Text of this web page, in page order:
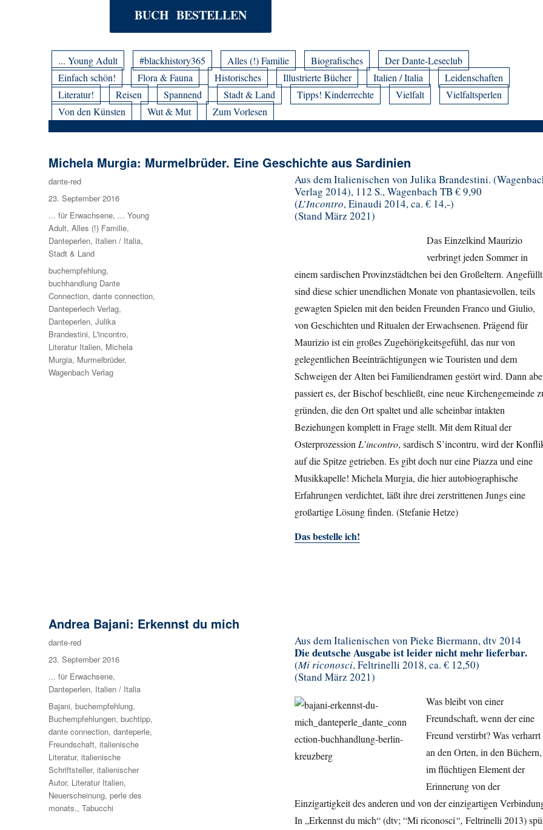
BUCH BESTELLEN
... Young Adult #blackhistory365 Alles (!) Familie Biografisches
Der Dante-Leseclub
Einfach schön!
Flora & Fauna Historisches Illustrierte Bücher Italien / Italia
Leidenschaften
Literatur!
Reisen Spannend Stadt & Land Tipps! Kinderrechte Vielfalt
Vielfaltsperlen
Von den Künsten
Wut & Mut Zum Vorlesen
Michela Murgia: Murmelbrüder. Eine Geschichte aus Sardinien
Aus dem Italienischen von Julika Brandestini.
Verlag 2014), 112 S., Wagenbach TB € 9,90
(L’Incontro, Einaudi 2014, ca. € 14,-)
(Stand März 2021)
Das Einzelkind Maurizio
verbringt jeden Sommer in
einem sardischen Provinzstädtchen bei den Großeltern. Angefüllt
sind diese schier unendlichen Monate von phantasievollen, teils
gewagten Spielen mit den beiden Freunden Franco und Giulio,
von Geschichten und Ritualen der Erwachsenen. Prägend für
Maurizio ist ein großes Zugehörigkeitsgefühl, das nur von
gelegentlichen Beeinträchtigungen wie Touristen und dem
Schweigen der Alten bei Familiendramen gestört wird. Dann
passiert es, der Bischof beschließt, eine neue Kirchengemeinde
gründen, die den Ort spaltet und alle scheinbar intakten
Beziehungen komplett in Frage stellt. Mit dem Ritual der
Osterprozession L’incontro, sardisch S’incontru, wird der
auf die Spitze getrieben. Es gibt doch nur eine Piazza und eine
Musikkapelle! Michela Murgia, die hier autobiographische
Erfahrungen verdichtet, läßt ihre drei zerstrittenen Jungs eine
großartige Lösung finden. (Stefanie Hetze)
Das bestelle ich!
Autor
dante-red
Veröffentlicht
am
23. September 2016
Kategorien
... für Erwachsene, ... Young
Adult,Alles (!) Familie,
Danteperlen, Italien / Italia,
Stadt & Land
Schlagwörter
buchempfehlung,
buchhandlung Dante
Connection,dante connection,
Danteperlech Verlag,
Danteperlen,Julika
Brandestini, L'incontro,
Literatur Italien, Michela
Murgia, Murmelbrüder,
Wagenbach Verlag
Andrea Bajani: Erkennst du mich
Aus dem Italienischen von Pieke Biermann, dtv 2014
Die deutsche Ausgabe ist leider nicht mehr lieferbar.
(Mi riconosci, Feltrinelli 2018, ca. € 12,50)
(Stand März 2021)
Was bleibt von einer
Freundschaft, wenn der eine
Freund verstirbt? Was verharrt
an den Orten, in den Büchern,
im flüchtigen Element der
Erinnerung von der
Einzigartigkeit des anderen und von der einzigartigen
In „Erkennst du mich“ (dtv; “Mi riconosci“, Feltrinelli 2013)
Autor
dante-red
Veröffentlicht
am
23. September 2016
Kategorien
... für Erwachsene,
Danteperlen, Italien / Italia
Schlagwörter
Bajani,buchempfehlung,
Buchempfehlungen,buchtipp,
dante connection,danteperle,
Freundschaft,italienische
Literatur,italienische
Schriftsteller,italienischer
Autor, Literatur Italien,
Neuerscheinung,perle des
monats.,Tabucchi